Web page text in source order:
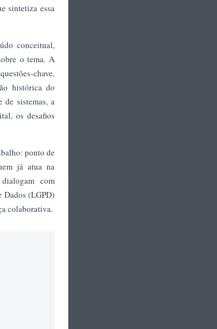
sintetiza essa
conceitual,
o tema. A
chave,
histórica do
de sistemas, a
os desafios
ponto de
já atua na
com
Dados (LGPD)
colaborativa.